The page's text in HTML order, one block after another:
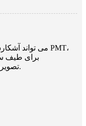
تصویربرداری امنیتی و سایر زمینه ها ارائه دهد.